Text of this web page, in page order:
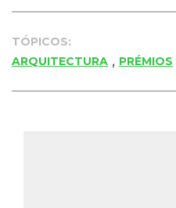
TÓPICOS:
ARQUITECTURA , PRÉMIOS